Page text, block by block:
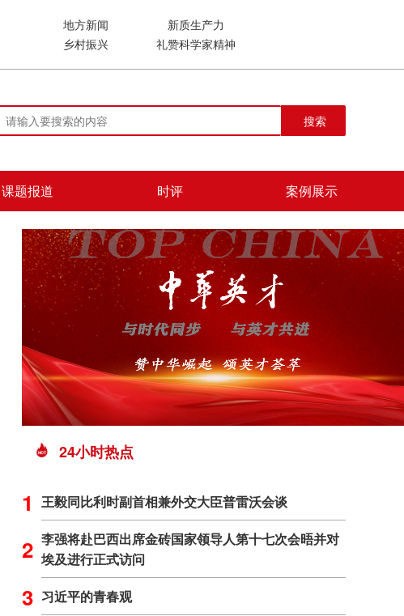
地方新闻
新质生产力
乡村振兴 礼赞科学家精神
搜索
课题报道 时评 案例展示
24小时热点
1 王毅同比利时副首相兼外交大臣普雷沃会谈
2 李强将赴巴西出席金砖国家领导人第十七次会晤并对
埃及进行正式访问
3 习近平的青春观